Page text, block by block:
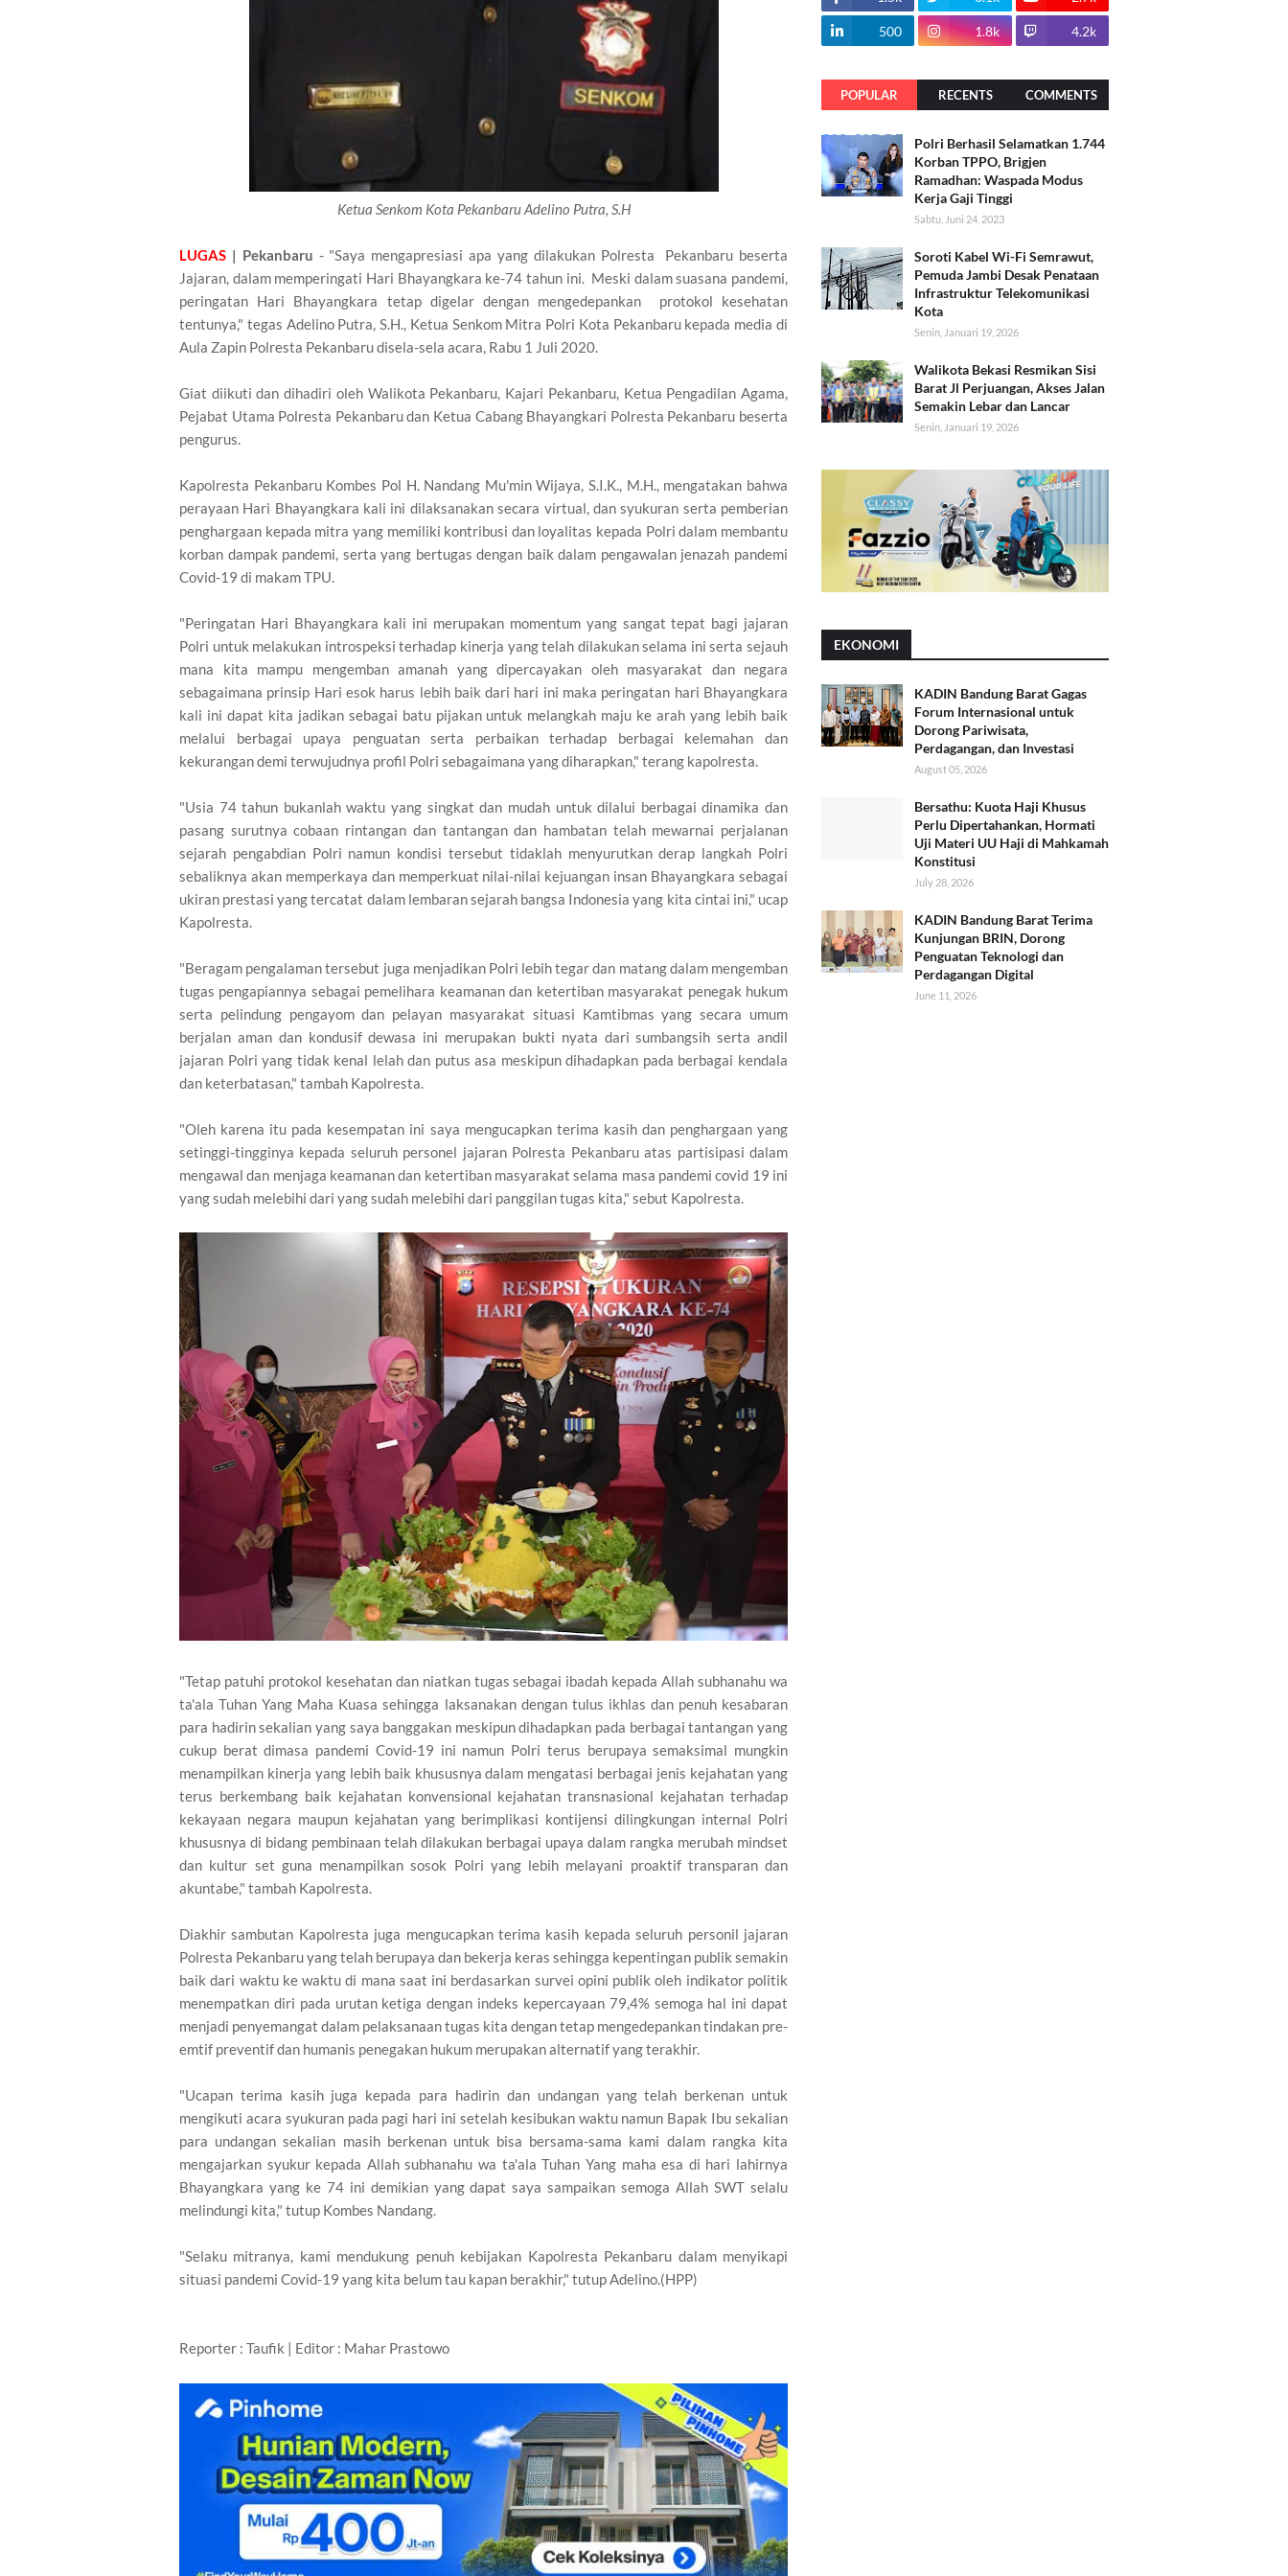
Ketua Senkom Kota Pekanbaru Adelino Putra, S.H
LUGAS | Pekanbaru - "Saya mengapresiasi apa yang dilakukan Polresta Pekanbaru beserta
Jajaran, dalam memperingati Hari Bhayangkara ke-74 tahun ini. Meski dalam suasana pandemi,
peringatan Hari Bhayangkara tetap digelar dengan mengedepankan protokol kesehatan
tentunya," tegas Adelino Putra, S.H., Ketua Senkom Mitra Polri Kota Pekanbaru kepada media di
Aula Zapin Polresta Pekanbaru disela-sela acara, Rabu 1 Juli 2020.
Giat diikuti dan dihadiri oleh Walikota Pekanbaru, Kajari Pekanbaru, Ketua Pengadilan Agama,
Pejabat Utama Polresta Pekanbaru dan Ketua Cabang Bhayangkari Polresta Pekanbaru beserta
pengurus.
Kapolresta Pekanbaru Kombes Pol H. Nandang Mu'min Wijaya, S.I.K., M.H., mengatakan bahwa
perayaan Hari Bhayangkara kali ini dilaksanakan secara virtual, dan syukuran serta pemberian
penghargaan kepada mitra yang memiliki kontribusi dan loyalitas kepada Polri dalam membantu
korban dampak pandemi, serta yang bertugas dengan baik dalam pengawalan jenazah pandemi
Covid-19 di makam TPU.
"Peringatan Hari Bhayangkara kali ini merupakan momentum yang sangat tepat bagi jajaran
Polri untuk melakukan introspeksi terhadap kinerja yang telah dilakukan selama ini serta sejauh
mana kita mampu mengemban amanah yang dipercayakan oleh masyarakat dan negara
sebagaimana prinsip Hari esok harus lebih baik dari hari ini maka peringatan hari Bhayangkara
kali ini dapat kita jadikan sebagai batu pijakan untuk melangkah maju ke arah yang lebih baik
melalui berbagai upaya penguatan serta perbaikan terhadap berbagai kelemahan dan
kekurangan demi terwujudnya profil Polri sebagaimana yang diharapkan," terang kapolresta.
"Usia 74 tahun bukanlah waktu yang singkat dan mudah untuk dilalui berbagai dinamika dan
pasang surutnya cobaan rintangan dan tantangan dan hambatan telah mewarnai perjalanan
sejarah pengabdian Polri namun kondisi tersebut tidaklah menyurutkan derap langkah Polri
sebaliknya akan memperkaya dan memperkuat nilai-nilai kejuangan insan Bhayangkara sebagai
ukiran prestasi yang tercatat dalam lembaran sejarah bangsa Indonesia yang kita cintai ini," ucap
Kapolresta.
"Beragam pengalaman tersebut juga menjadikan Polri lebih tegar dan matang dalam mengemban
tugas pengapiannya sebagai pemelihara keamanan dan ketertiban masyarakat penegak hukum
serta pelindung pengayom dan pelayan masyarakat situasi Kamtibmas yang secara umum
berjalan aman dan kondusif dewasa ini merupakan bukti nyata dari sumbangsih serta andil
jajaran Polri yang tidak kenal lelah dan putus asa meskipun dihadapkan pada berbagai kendala
dan keterbatasan," tambah Kapolresta.
"Oleh karena itu pada kesempatan ini saya mengucapkan terima kasih dan penghargaan yang
setinggi-tingginya kepada seluruh personel jajaran Polresta Pekanbaru atas partisipasi dalam
mengawal dan menjaga keamanan dan ketertiban masyarakat selama masa pandemi covid 19 ini
yang sudah melebihi dari yang sudah melebihi dari panggilan tugas kita," sebut Kapolresta.
"Tetap patuhi protokol kesehatan dan niatkan tugas sebagai ibadah kepada Allah subhanahu wa
ta'ala Tuhan Yang Maha Kuasa sehingga laksanakan dengan tulus ikhlas dan penuh kesabaran
para hadirin sekalian yang saya banggakan meskipun dihadapkan pada berbagai tantangan yang
cukup berat dimasa pandemi Covid-19 ini namun Polri terus berupaya semaksimal mungkin
menampilkan kinerja yang lebih baik khususnya dalam mengatasi berbagai jenis kejahatan yang
terus berkembang baik kejahatan konvensional kejahatan transnasional kejahatan terhadap
kekayaan negara maupun kejahatan yang berimplikasi kontijensi dilingkungan internal Polri
khususnya di bidang pembinaan telah dilakukan berbagai upaya dalam rangka merubah mindset
dan kultur set guna menampilkan sosok Polri yang lebih melayani proaktif transparan dan
akuntabe," tambah Kapolresta.
Diakhir sambutan Kapolresta juga mengucapkan terima kasih kepada seluruh personil jajaran
Polresta Pekanbaru yang telah berupaya dan bekerja keras sehingga kepentingan publik semakin
baik dari waktu ke waktu di mana saat ini berdasarkan survei opini publik oleh indikator politik
menempatkan diri pada urutan ketiga dengan indeks kepercayaan 79,4% semoga hal ini dapat
menjadi penyemangat dalam pelaksanaan tugas kita dengan tetap mengedepankan tindakan pre-
emtif preventif dan humanis penegakan hukum merupakan alternatif yang terakhir.
"Ucapan terima kasih juga kepada para hadirin dan undangan yang telah berkenan untuk
mengikuti acara syukuran pada pagi hari ini setelah kesibukan waktu namun Bapak Ibu sekalian
para undangan sekalian masih berkenan untuk bisa bersama-sama kami dalam rangka kita
mengajarkan syukur kepada Allah subhanahu wa ta'ala Tuhan Yang maha esa di hari lahirnya
Bhayangkara yang ke 74 ini demikian yang dapat saya sampaikan semoga Allah SWT selalu
melindungi kita," tutup Kombes Nandang.
"Selaku mitranya, kami mendukung penuh kebijakan Kapolresta Pekanbaru dalam menyikapi
situasi pandemi Covid-19 yang kita belum tau kapan berakhir," tutup Adelino.(HPP)
Reporter : Taufik | Editor : Mahar Prastowo
500 1.8k 4.2k
POPULAR RECENTS COMMENTS
Polri Berhasil Selamatkan 1.744
Korban TPPO, Brigjen
Ramadhan: Waspada Modus
Kerja Gaji Tinggi
Sabtu, Juni 24, 2023
Soroti Kabel Wi-Fi Semrawut,
Pemuda Jambi Desak Penataan
Infrastruktur Telekomunikasi
Kota
Senin, Januari 19, 2026
Walikota Bekasi Resmikan Sisi
Barat Jl Perjuangan, Akses Jalan
Semakin Lebar dan Lancar
Senin, Januari 19, 2026
EKONOMI
KADIN Bandung Barat Gagas
Forum Internasional untuk
Dorong Pariwisata,
Perdagangan, dan Investasi
August 05, 2026
Bersathu: Kuota Haji Khusus
Perlu Dipertahankan, Hormati
Uji Materi UU Haji di Mahkamah
Konstitusi
July 28, 2026
KADIN Bandung Barat Terima
Kunjungan BRIN, Dorong
Penguatan Teknologi dan
Perdagangan Digital
June 11, 2026